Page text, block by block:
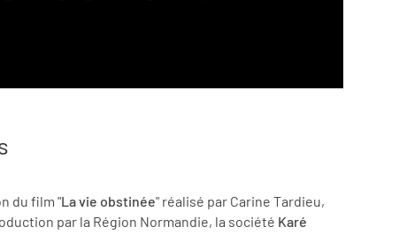
du film "La vie obstinée" réalisé par Carine Tardieu,
par la Région Normandie, la société Karé